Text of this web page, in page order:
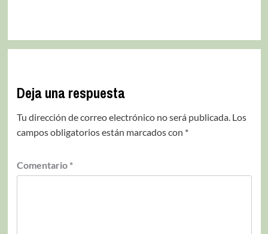
Deja una respuesta
Tu dirección de correo electrónico no será publicada. Los
campos obligatorios están marcados con *
Comentario *